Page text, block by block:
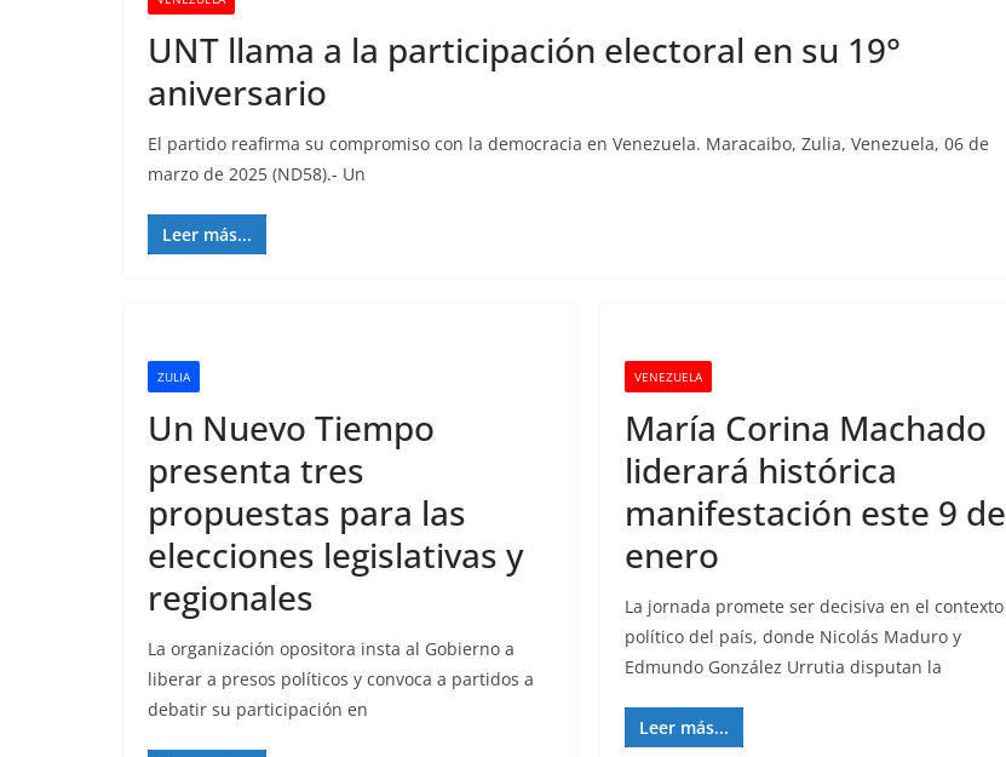
UNT llama a la participación electoral en su 19°
aniversario
El partido reafirma su compromiso con la democracia en Venezuela. Maracaibo, Zulia, Venezuela, 06 de
marzo de 2025 (ND58).- Un
Leer más...
ZULIA
Un Nuevo Tiempo
presenta tres
propuestas para las
elecciones legislativas y
regionales
La organización opositora insta al Gobierno a
liberar a presos políticos y convoca a partidos a
debatir su participación en
VENEZUELA
María Corina Machado
liderará histórica
manifestación este 9 de
enero
La jornada promete ser decisiva en el contexto
político del país, donde Nicolás Maduro y
Edmundo González Urrutia disputan la
Leer más...